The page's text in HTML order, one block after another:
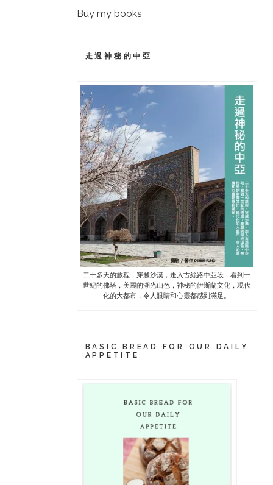
Buy my books
走過神秘的中亞
二十多天的旅程，穿越沙漠，走入古絲路中亞段，看到一
世紀的佛塔，美麗的湖光山色，神秘的伊斯蘭文化，現代
化的大都市，令人眼睛和心靈都感到滿足。
BASIC BREAD FOR OUR DAILY
APPETITE